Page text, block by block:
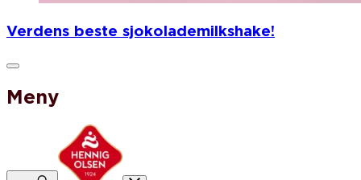
Verdens beste sjokolademilkshake!
Meny